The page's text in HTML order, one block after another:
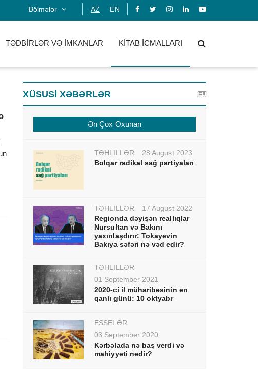
Bölmələr AZ EN
TƏDBİRLƏR VƏ İMKANLAR KİTAB İCMALLARI
XÜSUSİ XƏBƏRLƏR
Ən Çox Oxunan
TƏHLİLLƏR
28 August 2023
Bolqar radikal sağ partiyaları
TƏHLİLLƏR
17 August 2022
Regionda dəyişən reallıqlar
Nursultan və Bakını
yaxınlaşdırır: Tokayevin
Bakıya səfəri nə vəd edir?
TƏHLİLLƏR
01 September 2021
2020-ci il müharibəsinin ən
qanlı günü: 10 oktyabr
ESSELƏR
03 September 2020
Kərbəlada nə baş verdi və
mahiyyəti nədir?